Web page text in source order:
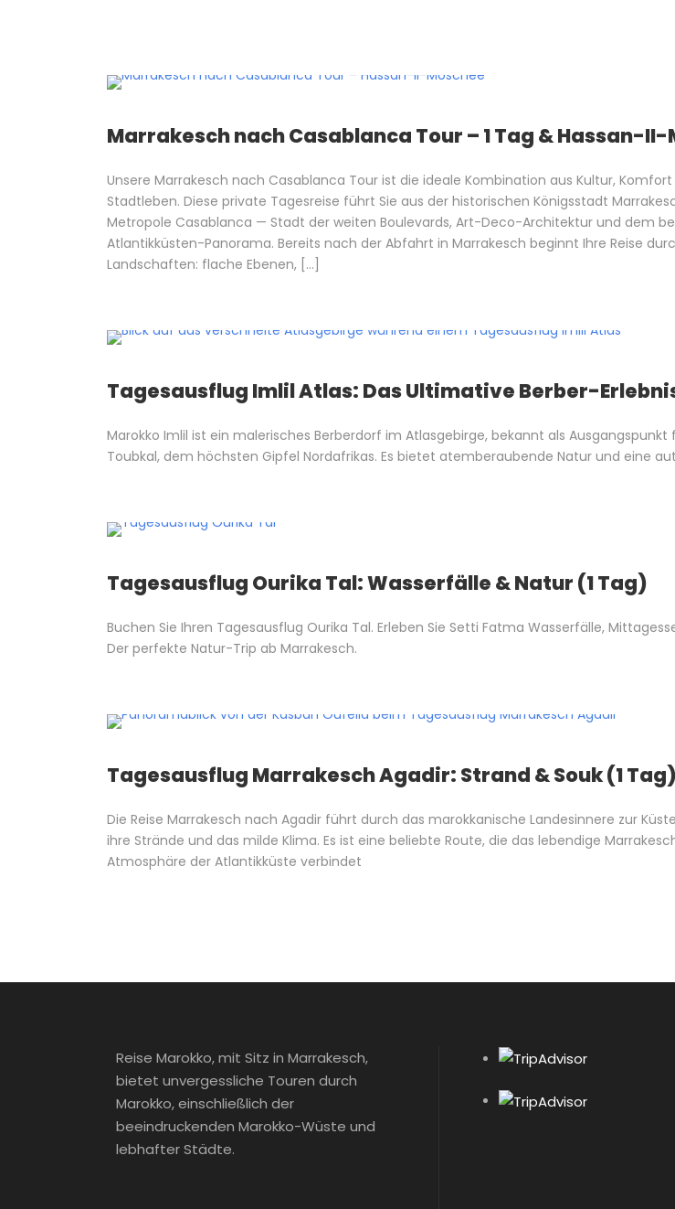
Marrakesch nach Casablanca Tour – 1 Tag & Hassan-II-
Unsere Marrakesch nach Casablanca Tour ist die ideale Kombination aus Kultur,
Stadtleben. Diese private Tagesreise führt Sie aus der historischen Königsstadt
Metropole Casablanca — Stadt der weiten Boulevards, Art-Deco-Architektur und dem
Atlantikküsten-Panorama. Bereits nach der Abfahrt in Marrakesch beginnt Ihre Reise
Landschaften: flache Ebenen, […]
Tagesausflug Imlil Atlas: Das Ultimative Berber-
Marokko Imlil ist ein malerisches Berberdorf im Atlasgebirge, bekannt als
Toubkal, dem höchsten Gipfel Nordafrikas. Es bietet atemberaubende Natur und eine
Tagesausflug Ourika Tal: Wasserfälle & Natur (1 Tag)
Buchen Sie Ihren Tagesausflug Ourika Tal. Erleben Sie Setti Fatma Wasserfälle,
Der perfekte Natur-Trip ab Marrakesch.
Tagesausflug Marrakesch Agadir: Strand & Souk (1 Tag)
Die Reise Marrakesch nach Agadir führt durch das marokkanische Landesinnere zur
ihre Strände und das milde Klima. Es ist eine beliebte Route, die das lebendige
Atmosphäre der Atlantikküste verbindet
Reise Marokko, mit Sitz in Marrakesch,
bietet unvergessliche Touren durch
Marokko, einschließlich der
beeindruckenden Marokko-Wüste und
lebhafter Städte.